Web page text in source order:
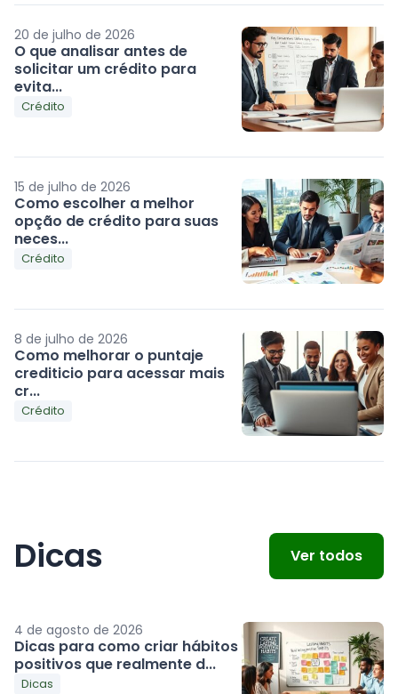
20 de julho de 2026
O que analisar antes de
solicitar um crédito para
evita...
Crédito
15 de julho de 2026
Como escolher a melhor
opção de crédito para suas
neces...
Crédito
8 de julho de 2026
Como melhorar o puntaje
crediticio para acessar mais
cr...
Crédito
Dicas Ver todos
4 de agosto de 2026
Dicas para como criar hábitos
positivos que realmente d...
Dicas